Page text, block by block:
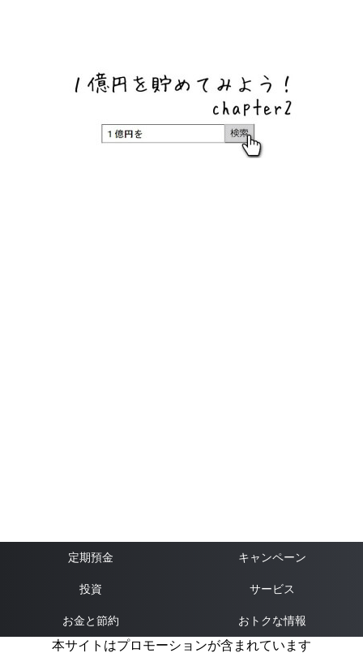
定期預金 キャンペーン
投資 サービス
お金と節約 おトクな情報
本サイトはプロモーションが含まれています